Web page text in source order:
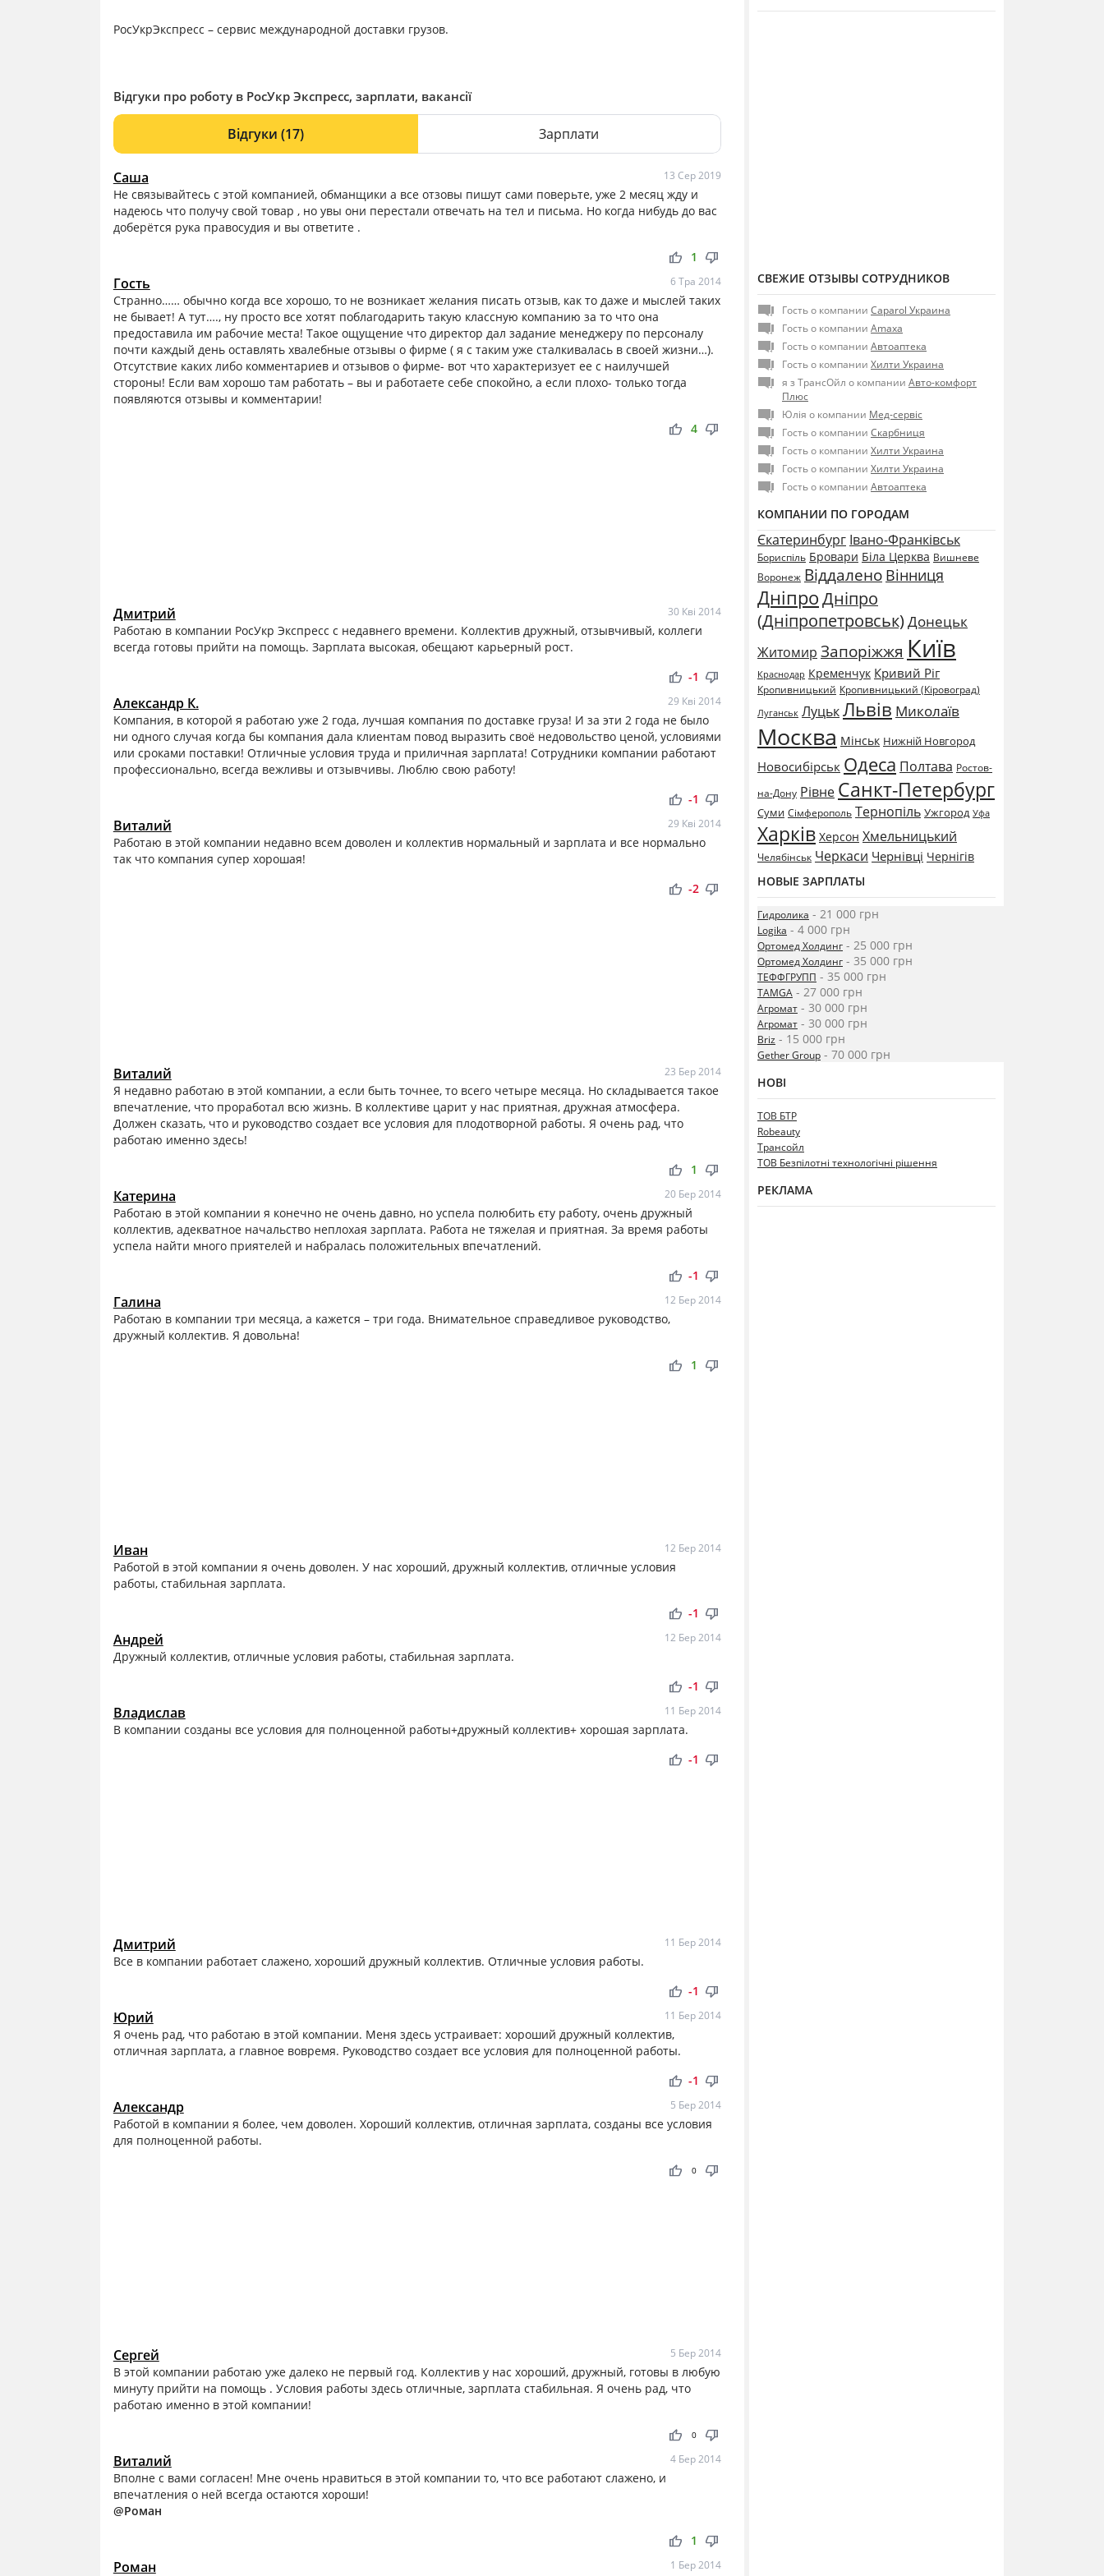
РосУкрЭкспресс – сервис международной доставки грузов.
Відгуки про роботу в РосУкр Экспресс, зарплати, вакансії
Відгуки (17) Зарплати
Саша 13 Сер 2019
Не связывайтесь с этой компанией, обманщики а все отзовы пишут сами поверьте, уже 2 месяц жду и
надеюсь что получу свой товар , но увы они перестали отвечать на тел и письма. Но когда нибудь до вас
доберётся рука правосудия и вы ответите .
thumb_up thumb_down
1
Гость 6 Тра 2014
Странно…… обычно когда все хорошо, то не возникает желания писать отзыв, как то даже и мыслей таких
не бывает! А тут…., ну просто все хотят поблагодарить такую классную компанию за то что она
предоставила им рабочие места! Такое ощущение что директор дал задание менеджеру по персоналу
почти каждый день оставлять хвалебные отзывы о фирме ( я с таким уже сталкивалась в своей жизни…).
Отсутствие каких либо комментариев и отзывов о фирме- вот что характеризует ее с наилучшей
стороны! Если вам хорошо там работать – вы и работаете себе спокойно, а если плохо- только тогда
появляются отзывы и комментарии!
thumb_up thumb_down
4
Дмитрий 30 Кві 2014
Работаю в компании РосУкр Экспресс с недавнего времени. Коллектив дружный, отзывчивый, коллеги
всегда готовы прийти на помощь. Зарплата высокая, обещают карьерный рост.
thumb_up thumb_down
-1
Александр К. 29 Кві 2014
Компания, в которой я работаю уже 2 года, лучшая компания по доставке груза! И за эти 2 года не было
ни одного случая когда бы компания дала клиентам повод выразить своё недовольство ценой, условиями
или сроками поставки! Отличные условия труда и приличная зарплата! Сотрудники компании работают
профессионально, всегда вежливы и отзывчивы. Люблю свою работу!
thumb_up thumb_down
-1
Виталий 29 Кві 2014
Работаю в этой компании недавно всем доволен и коллектив нормальный и зарплата и все нормально
так что компания супер хорошая!
thumb_up thumb_down
-2
Виталий 23 Бер 2014
Я недавно работаю в этой компании, а если быть точнее, то всего четыре месяца. Но складывается такое
впечатление, что проработал всю жизнь. В коллективе царит у нас приятная, дружная атмосфера.
Должен сказать, что и руководство создает все условия для плодотворной работы. Я очень рад, что
работаю именно здесь!
thumb_up thumb_down
1
Катерина 20 Бер 2014
Работаю в этой компании я конечно не очень давно, но успела полюбить єту работу, очень дружный
коллектив, адекватное начальство неплохая зарплата. Работа не тяжелая и приятная. За время работы
успела найти много приятелей и набралась положительных впечатлений.
thumb_up thumb_down
-1
Галина 12 Бер 2014
Работаю в компании три месяца, а кажется – три года. Внимательное справедливое руководство,
дружный коллектив. Я довольна!
thumb_up thumb_down
1
Иван 12 Бер 2014
Работой в этой компании я очень доволен. У нас хороший, дружный коллектив, отличные условия
работы, стабильная зарплата.
thumb_up thumb_down
-1
Андрей 12 Бер 2014
Дружный коллектив, отличные условия работы, стабильная зарплата.
thumb_up thumb_down
-1
Владислав 11 Бер 2014
В компании созданы все условия для полноценной работы+дружный коллектив+ хорошая зарплата.
thumb_up thumb_down
-1
Дмитрий 11 Бер 2014
Все в компании работает слажено, хороший дружный коллектив. Отличные условия работы.
thumb_up thumb_down
-1
Юрий 11 Бер 2014
Я очень рад, что работаю в этой компании. Меня здесь устраивает: хороший дружный коллектив,
отличная зарплата, а главное вовремя. Руководство создает все условия для полноценной работы.
thumb_up thumb_down
-1
Александр 5 Бер 2014
Работой в компании я более, чем доволен. Хороший коллектив, отличная зарплата, созданы все условия
для полноценной работы.
thumb_up thumb_down
0
Сергей 5 Бер 2014
В этой компании работаю уже далеко не первый год. Коллектив у нас хороший, дружный, готовы в любую
минуту прийти на помощь . Условия работы здесь отличные, зарплата стабильная. Я очень рад, что
работаю именно в этой компании!
thumb_up thumb_down
0
Виталий 4 Бер 2014
Вполне с вами согласен! Мне очень нравиться в этой компании то, что все работают слажено, и
впечатления о ней всегда остаются хороши!
@Роман
thumb_up thumb_down
1
Роман 1 Бер 2014
СВЕЖИЕ ОТЗЫВЫ СОТРУДНИКОВ
Гость о компании Caparol Украина
Гость о компании Amaxa
Гость о компании Автоаптека
Гость о компании Хилти Украина
я з ТрансОйл о компании Авто-комфорт
Плюс
Юлія о компании Мед-сервіс
Гость о компании Скарбниця
Гость о компании Хилти Украина
Гость о компании Хилти Украина
Гость о компании Автоаптека
КОМПАНИИ ПО ГОРОДАМ
Єкатеринбург Івано-Франківськ
Бориспіль Бровари Біла Церква Вишневе
Воронеж Віддалено Вінниця
ДніпроДніпро
(Дніпропетровськ) Донецьк
Житомир Запоріжжя Київ
Краснодар Кременчук Кривий Ріг
Кропивницький Кропивницький (Кіровоград)
Луганськ ЛуцькЛьвів Миколаїв
Москва Мінськ Нижній Новгород
Новосибірськ Одеса Полтава Ростов-
на-Дону Рівне Санкт-Петербург
Суми Сімферополь Тернопіль Ужгород Уфа
Харків Херсон Хмельницький
Челябінськ Черкаси Чернівці Чернігів
НОВЫЕ ЗАРПЛАТЫ
Гидролика - 21 000 грн
Logika - 4 000 грн
Ортомед Холдинг - 25 000 грн
Ортомед Холдинг - 35 000 грн
ТЕФФГРУПП - 35 000 грн
TAMGA - 27 000 грн
Агромат - 30 000 грн
Агромат - 30 000 грн
Briz - 15 000 грн
Gether Group - 70 000 грн
НОВІ
ТОВ БТР
Robeauty
Трансойл
ТОВ Безпілотні технологічні рішення
РЕКЛАМА